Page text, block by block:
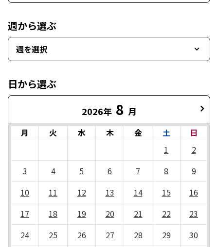
週から選ぶ
週を選択
日から選ぶ
2026年 8 月
月 火 水 木 金 土
日
1
2
3
4 5 6 7 8
9
10
11 12 13 14 15
16
17
18 19 20 21 22
23
24
25 26 27 28 29
30